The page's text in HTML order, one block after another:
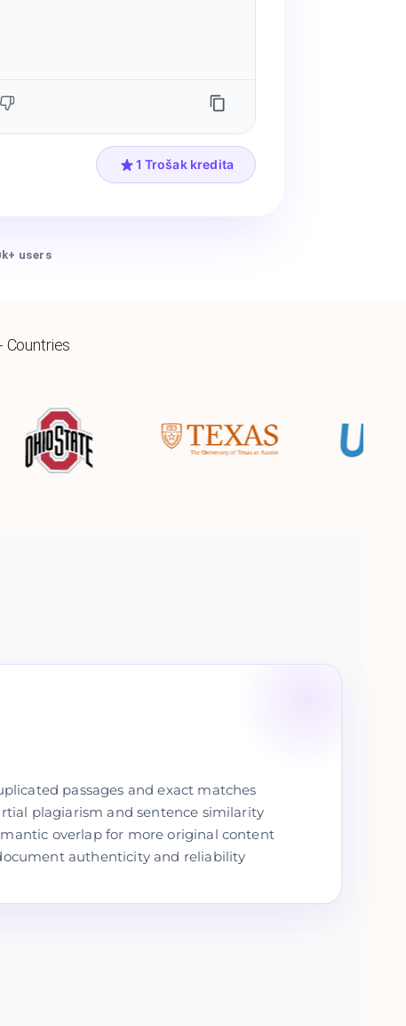
1 Trošak kredita
users
Countries
passages and exact matches
plagiarism and sentence similarity
overlap for more original content
authenticity and reliability